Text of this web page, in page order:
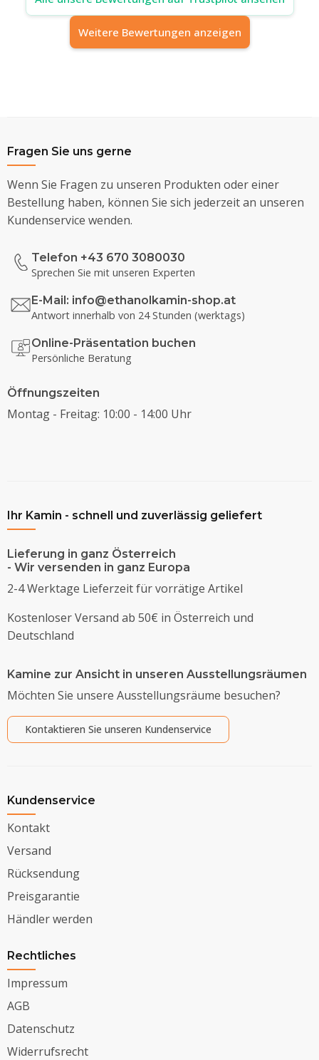
Weitere Bewertungen anzeigen
Fragen Sie uns gerne
Wenn Sie Fragen zu unseren Produkten oder einer
Bestellung haben, können Sie sich jederzeit an unseren
Kundenservice wenden.
Telefon +43 670 3080030
Sprechen Sie mit unseren Experten
E-Mail: info@ethanolkamin-shop.at
Antwort innerhalb von 24 Stunden (werktags)
Online-Präsentation buchen
Persönliche Beratung
Öffnungszeiten
Montag - Freitag: 10:00 - 14:00 Uhr
Ihr Kamin - schnell und zuverlässig geliefert
Lieferung in ganz Österreich
- Wir versenden in ganz Europa
2-4 Werktage Lieferzeit für vorrätige Artikel
Kostenloser Versand ab 50€ in Österreich und
Deutschland
Kamine zur Ansicht in unseren Ausstellungsräumen
Möchten Sie unsere Ausstellungsräume besuchen?
Kontaktieren Sie unseren Kundenservice
Kundenservice
Kontakt
Versand
Rücksendung
Preisgarantie
Händler werden
Rechtliches
Impressum
AGB
Datenschutz
Widerrufsrecht